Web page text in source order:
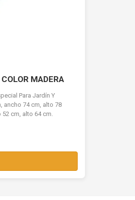
MADERA
Para Jardín Y
ancho 74 cm, alto 78
cm, alto 64 cm.